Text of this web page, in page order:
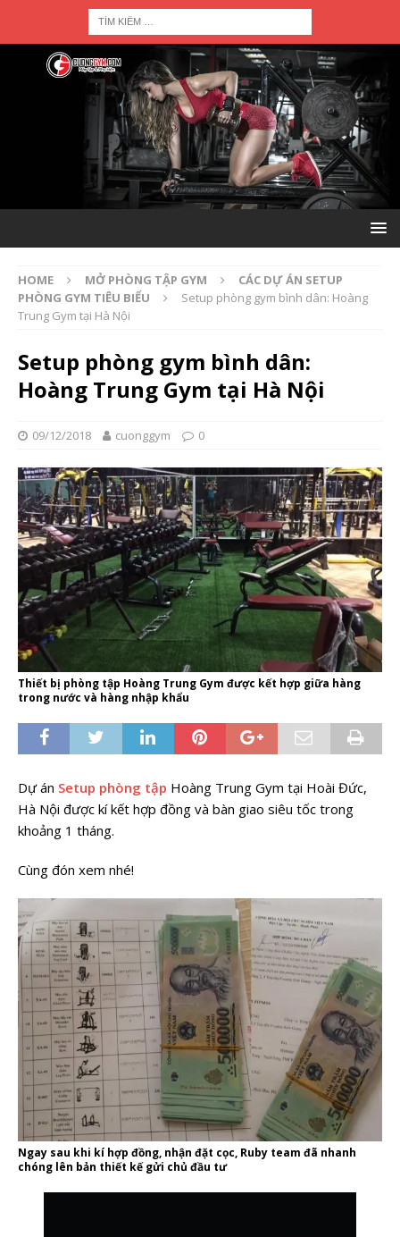
HOME MỞ PHÒNG TẬP GYM
CÁC DỰ ÁN SETUP
PHÒNG GYM TIÊU BIỂU
Setup phòng gym bình dân: Hoàng
Trung Gym tại Hà Nội
Setup phòng gym bình dân:
Hoàng Trung Gym tại Hà Nội
09/12/2018 cuonggym 0
Thiết bị phòng tập Hoàng Trung Gym được kết hợp giữa hàng
trong nước và hàng nhập khẩu
Dự án Setup phòng tập Hoàng Trung Gym tại Hoài Đức,
Hà Nội được kí kết hợp đồng và bàn giao siêu tốc trong
khoảng 1 tháng.
Cùng đón xem nhé!
Ngay sau khi kí hợp đồng, nhận đặt cọc, Ruby team đã nhanh
chóng lên bản thiết kế gửi chủ đầu tư